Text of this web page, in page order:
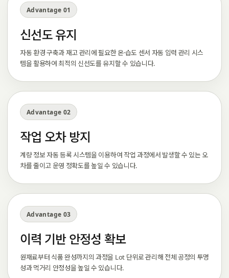
Advantage 01
신선도 유지
자동 환경 구축과 재고 관리에 필요한 온·습도 센서 자동 입력 관리 시스
템을 활용하여 최적의 신선도를 유지할 수 있습니다.
Advantage 02
작업 오차 방지
계량 정보 자동 등록 시스템을 이용하여 작업 과정에서 발생할 수 있는 오
차를 줄이고 운영 정확도를 높일 수 있습니다.
Advantage 03
이력 기반 안정성 확보
원재료부터 식품 완성까지의 과정을 Lot 단위로 관리해 전체 공정의 투명
성과 먹거리 안정성을 높일 수 있습니다.